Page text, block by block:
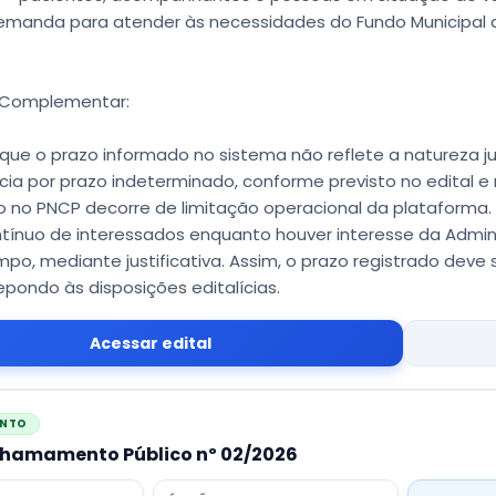
para atender às necessidades do Fundo Municipal
o prazo informado no sistema não reflete a natureza
por prazo indeterminado, conforme previsto no edital e
no PNCP decorre de limitação operacional da
de interessados enquanto houver interesse da
mediante justificativa. Assim, o prazo registrado
às disposições editalícias.
Acessar edital
Público nº 02/2026